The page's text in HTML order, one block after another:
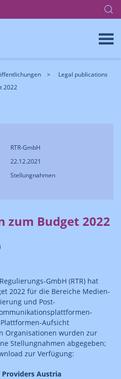
Legal publications
2022
RTR-GmbH
22.12.2021
Stellungnahmen
zum Budget 2022
GmbH (RTR) hat
2022 für die Bereiche Medien-
und Post-
Aufsicht
Organisationen wurden zur
Stellungnahmen abgegeben;
zur Verfügung:
Providers Austria